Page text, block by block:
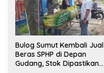
Bulog Sumut Kembali Jual
Beras SPHP di Depan
Gudang, Stok Dipastikan